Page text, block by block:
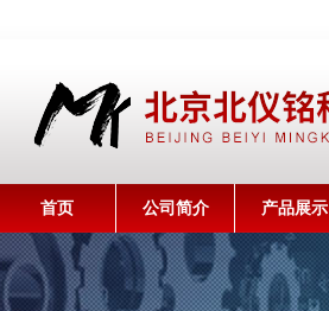
首页 公司简介 产品展示